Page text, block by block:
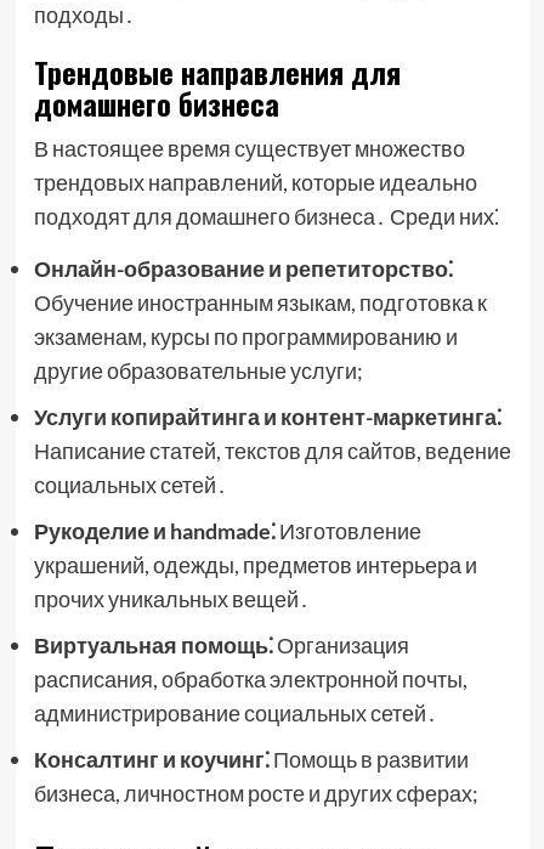
подходы․
Трендовые направления для
домашнего бизнеса
В настоящее время существует множество
трендовых направлений, которые идеально
подходят для домашнего бизнеса․ Среди них⁚
Онлайн-образование и репетиторство⁚
Обучение иностранным языкам, подготовка к
экзаменам, курсы по программированию и
другие образовательные услуги;
Услуги копирайтинга и контент-маркетинга⁚
Написание статей, текстов для сайтов, ведение
социальных сетей․
Рукоделие и handmade⁚Изготовление
украшений, одежды, предметов интерьера и
прочих уникальных вещей․
Виртуальная помощь⁚Организация
расписания, обработка электронной почты,
администрирование социальных сетей․
Консалтинг и коучинг⁚Помощь в развитии
бизнеса, личностном росте и других сферах;